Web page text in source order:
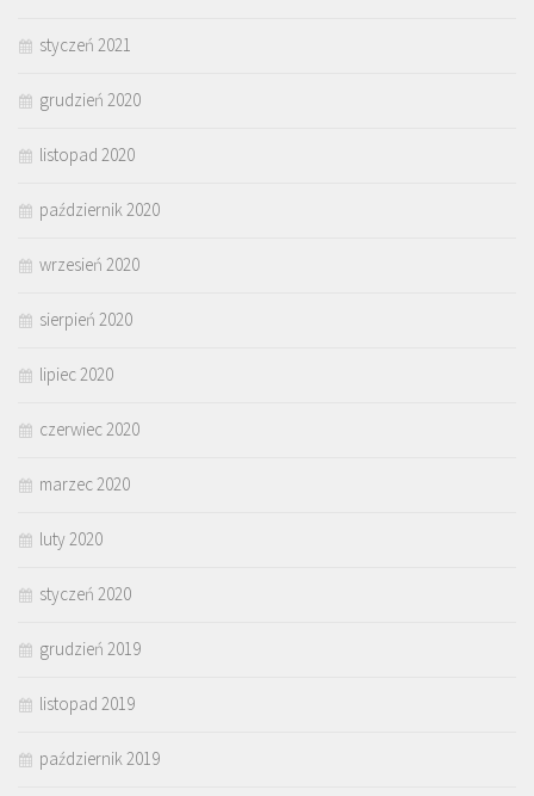
styczeń 2021
grudzień 2020
listopad 2020
październik 2020
wrzesień 2020
sierpień 2020
lipiec 2020
czerwiec 2020
marzec 2020
luty 2020
styczeń 2020
grudzień 2019
listopad 2019
październik 2019